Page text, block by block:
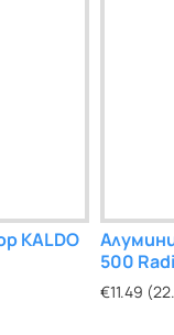
KALDO
500
€11.49